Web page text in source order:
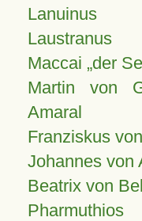
Lanuinus
Laustranus
Maccai „der
Martin von
Amaral
Franziskus
Johannes von
Beatrix von
Pharmuthios